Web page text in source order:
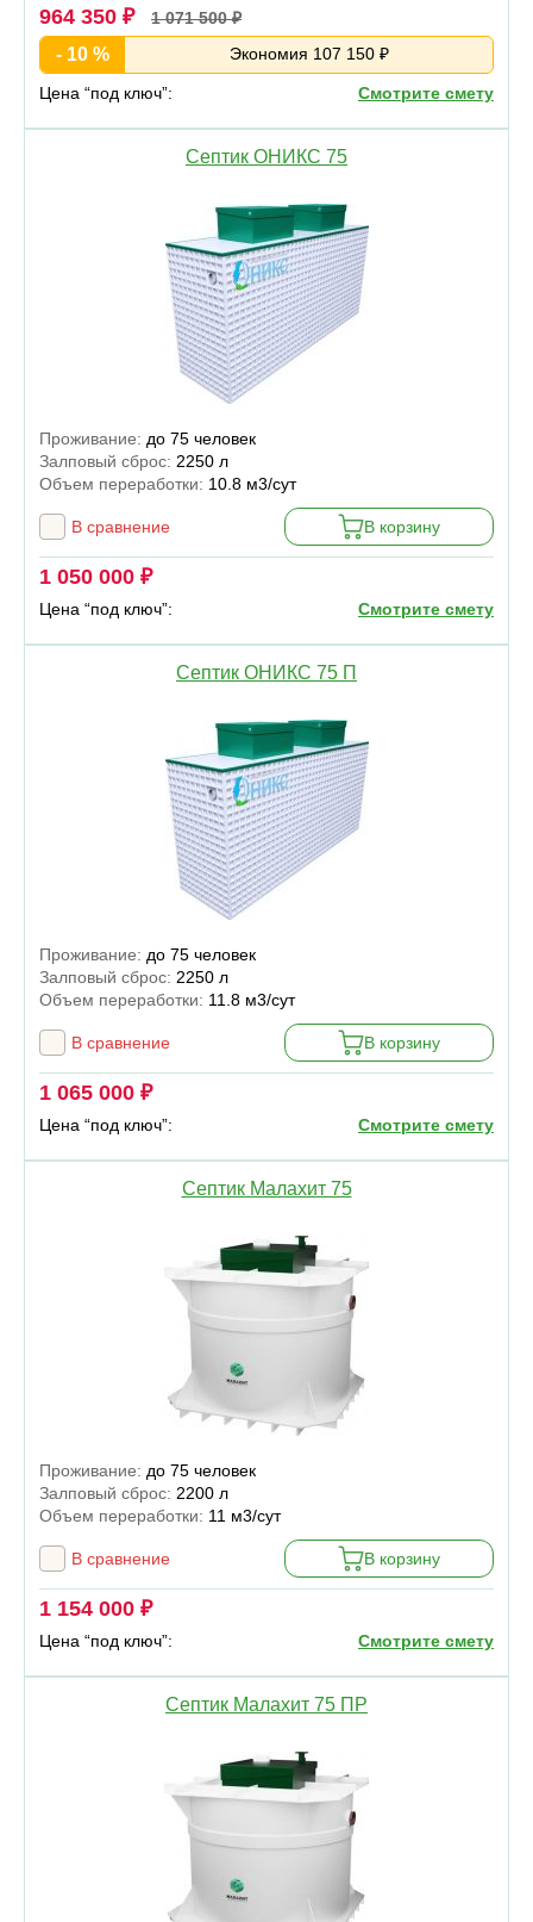
964 350 ₽ 1 071 500 ₽
- 10 % Экономия 107 150 ₽
Цена “под ключ”: Смотрите смету
Септик ОНИКС 75
Проживание: до 75 человек
Залповый сброс: 2250 л
Объем переработки: 10.8 м3/сут
В сравнение В корзину
1 050 000 ₽
Цена “под ключ”: Смотрите смету
Септик ОНИКС 75 П
Проживание: до 75 человек
Залповый сброс: 2250 л
Объем переработки: 11.8 м3/сут
В сравнение В корзину
1 065 000 ₽
Цена “под ключ”: Смотрите смету
Септик Малахит 75
Проживание: до 75 человек
Залповый сброс: 2200 л
Объем переработки: 11 м3/сут
В сравнение В корзину
1 154 000 ₽
Цена “под ключ”: Смотрите смету
Септик Малахит 75 ПР